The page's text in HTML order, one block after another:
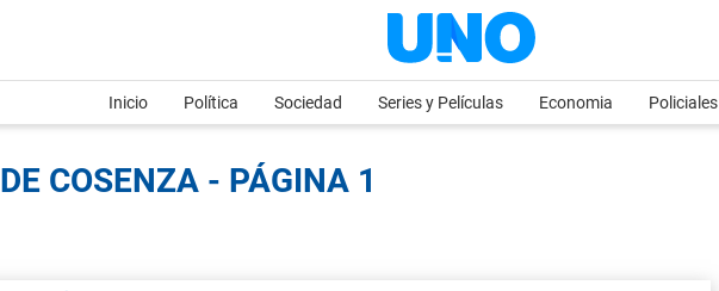
Inicio Política Sociedad Series y Películas Economia Policiales
COSENZA - PÁGINA 1